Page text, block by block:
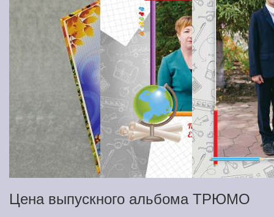
Цена выпускного альбома ТРЮМО